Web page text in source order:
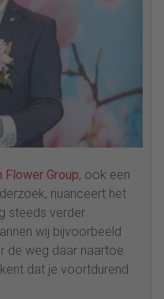
Flower Group, ook een
nuanceert het
steeds verder
wij bijvoorbeeld
de weg daar naartoe
dat je voortdurend